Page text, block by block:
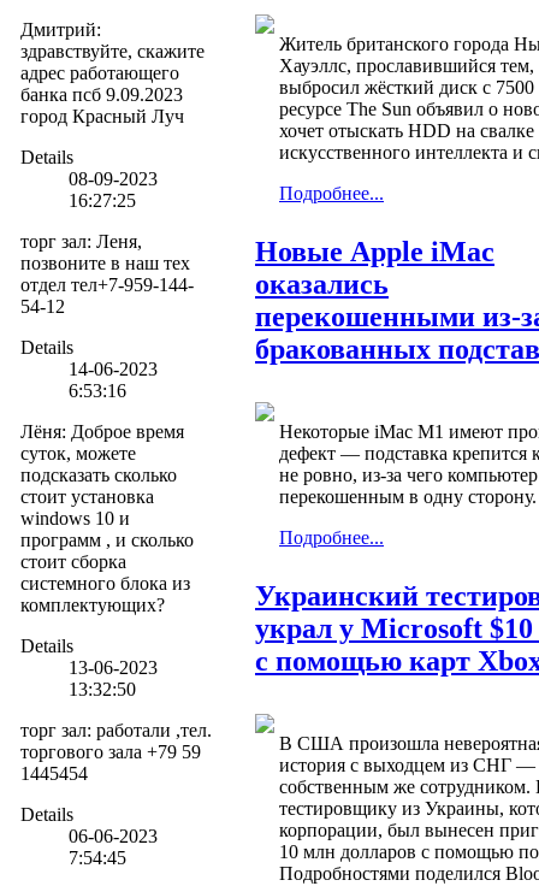
Дмитрий:
здравствуйте, скажите
адрес работающего
банка псб 9.09.2023
город Красный Луч
Details
08-09-2023
16:27:25
торг зал: Леня,
позвоните в наш тех
отдел тел+7-959-144-
54-12
Details
14-06-2023
6:53:16
Лёня: Доброе время
суток, можете
подсказать сколько
стоит установка
windows 10 и
программ , и сколько
стоит сборка
системного блока из
комплектующих?
Details
13-06-2023
13:32:50
торг зал: работали ,тел.
торгового зала +79 59
1445454
Details
06-06-2023
7:54:45
Житель британского города
Хауэллс, прославившийся тем,
выбросил жёсткий диск с
ресурсе The Sun объявил о
хочет отыскать HDD на
искусственного интеллекта и
Подробнее...
Новые Apple iMac
оказались
перекошенными из-
бракованных
Некоторые iMac M1 имеют
дефект — подставка крепится
не ровно, из-за чего
перекошенным в одну сторону.
Подробнее...
Украинский
украл у Microsoft
с помощью карт
В США произошла
история с выходцем из СНГ —
собственным же сотрудником.
тестировщику из Украины,
корпорации, был вынесен
10 млн долларов с помощью
Подробностями поделился